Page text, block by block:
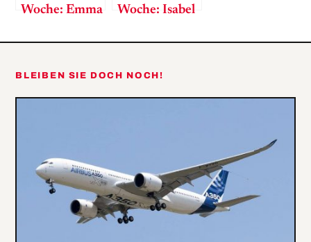
Woche: Emma
Woche: Isabel
BLEIBEN SIE DOCH NOCH!